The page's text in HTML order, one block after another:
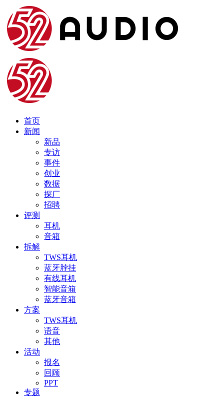
首页
新闻
新品
专访
事件
创业
数据
探厂
招聘
评测
耳机
音箱
拆解
TWS耳机
蓝牙脖挂
有线耳机
智能音箱
蓝牙音箱
方案
TWS耳机
语音
其他
活动
报名
回顾
PPT
专题